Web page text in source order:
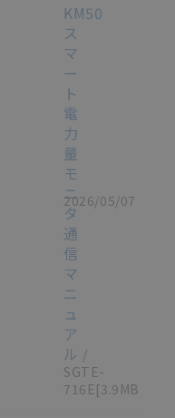
KM50
ス
マ
ー
ト
電
力
量
モ
ニ
タ
通
信
マ
ニ
ュ
ア
ル /
SGTE-
716E [3.9MB]
2026/05/07